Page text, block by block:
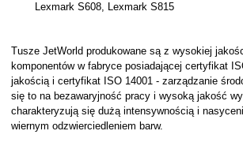
Lexmark S608, Lexmark S815
Tusze JetWorld produkowane są z wysokiej
komponentów w fabryce posiadającej certyfikat
jakością i certyfikat ISO 14001 - zarządzanie
się to na bezawaryjność pracy i wysoką jakość
charakteryzują się dużą intensywnością i
wiernym odzwierciedleniem barw.